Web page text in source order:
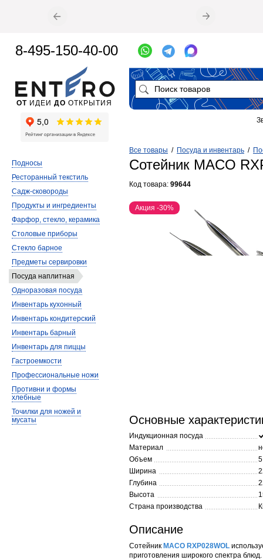
Все товары / Посуда и инвентарь /
Сотейник MACO
Код товара: 99644
Акция -30%
Основные
Индукционная посуда
Материал
Объем
Ширина
Глубина
Высота
Страна производства
Описание
Сотейник MACO RXP028WOL
приготовления широкого спектра
Подносы
Ресторанный текстиль
Садж-сковороды
Продукты и ингредиенты
Фарфор, стекло, керамика
Столовые приборы
Стекло барное
Предметы сервировки
Посуда наплитная
Одноразовая посуда
Инвентарь кухонный
Инвентарь кондитерский
Инвентарь барный
Инвентарь для пиццы
Гастроемкости
Профессиональные ножи
Противни и формы
хлебные
Точилки для ножей и
мусаты
ОТ ИДЕИ ДО ОТКРЫТИЯ
8-495-150-40-00